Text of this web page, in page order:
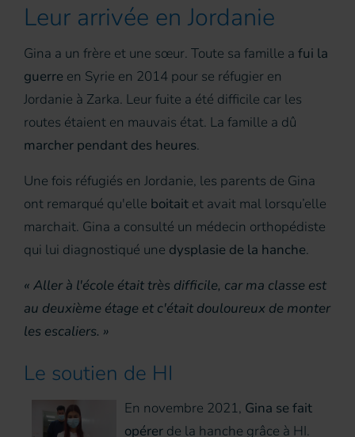
Leur arrivée en Jordanie
Gina a un frère et une sœur. Toute sa famille a fui la
guerre en Syrie en 2014 pour se réfugier en
Jordanie à Zarka. Leur fuite a été difficile car les
routes étaient en mauvais état. La famille a dû
marcher pendant des heures.
Une fois réfugiés en Jordanie, les parents de Gina
ont remarqué qu'elle boitait et avait mal lorsqu’elle
marchait. Gina a consulté un médecin orthopédiste
qui lui diagnostiqué une dysplasie de la hanche.
« Aller à l'école était très difficile, car ma classe est
au deuxième étage et c'était douloureux de monter
les escaliers. »
Le soutien de HI
En novembre 2021, Gina se fait
opérer de la hanche grâce à HI.